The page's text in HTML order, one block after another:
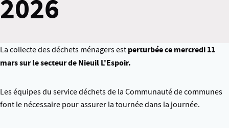
2026
La collecte des déchets ménagers est perturbée ce mercredi 11
mars sur le secteur de Nieuil L'Espoir.
Les équipes du service déchets de la Communauté de communes
font le nécessaire pour assurer la tournée dans la journée.